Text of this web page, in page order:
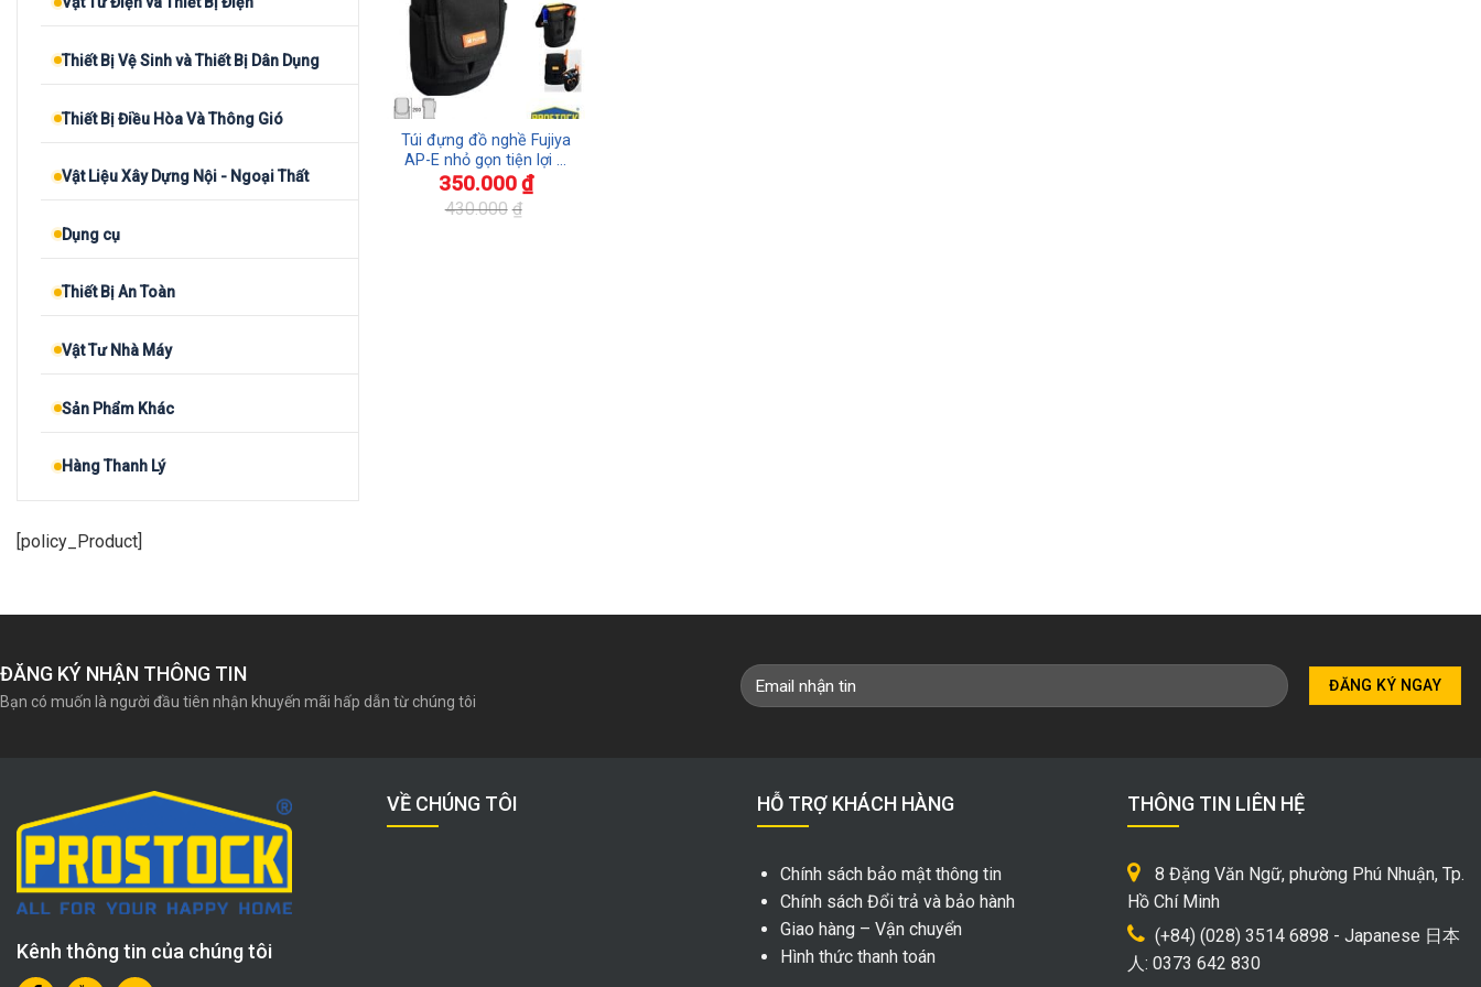
Thiết Bị Vệ Sinh và Thiết Bị Dân Dụng
Thiết Bị Điều Hòa Và Thông Gió
Vật Liệu Xây Dựng Nội - Ngoại Thất
Dụng cụ
Thiết Bị An Toàn
Vật Tư Nhà Máy
Sản Phẩm Khác
Hàng Thanh Lý
[policy_Product]
Túi đựng đồ nghề Fujiya
AP-E nhỏ gọn tiện lợi –
chất lượng Nhật Bản
430.000 ₫
350.000₫
ĐĂNG KÝ NHẬN THÔNG TIN
Bạn có muốn là người đầu tiên nhận khuyến mãi hấp dẫn từ chúng tôi
Kênh thông tin của chúng tôi
VỀ CHÚNG TÔI HỖ TRỢ KHÁCH HÀNG
Chính sách bảo mật thông tin
Chính sách Đổi trả và bảo hành
Giao hàng – Vận chuyển
Hình thức thanh toán
THÔNG TIN LIÊN HỆ
8 Đặng Văn Ngữ, phường Phú Nhuận, Tp.
Hồ Chí Minh
(+84) (028) 3514 6898 - Japanese 日本
人: 0373 642 830